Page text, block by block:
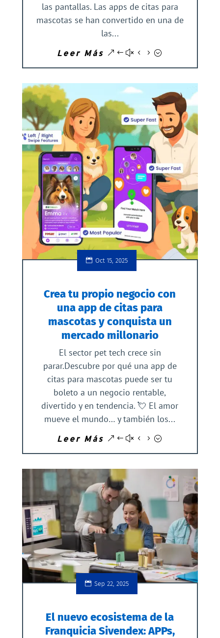
las pantallas. Las apps de citas para
mascotas se han convertido en una de
las...
Leer Más
Oct 15, 2025
Crea tu propio negocio con
una app de citas para
mascotas y conquista un
mercado millonario
El sector pet tech crece sin
parar.Descubre por qué una app de
citas para mascotas puede ser tu
boleto a un negocio rentable,
divertido y en tendencia. 💘 El amor
mueve el mundo… y también los...
Leer Más
Sep 22, 2025
El nuevo ecosistema de la
Franquicia Sivendex: APPs,